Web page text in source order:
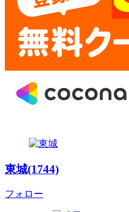
東城(1744)
フォロー